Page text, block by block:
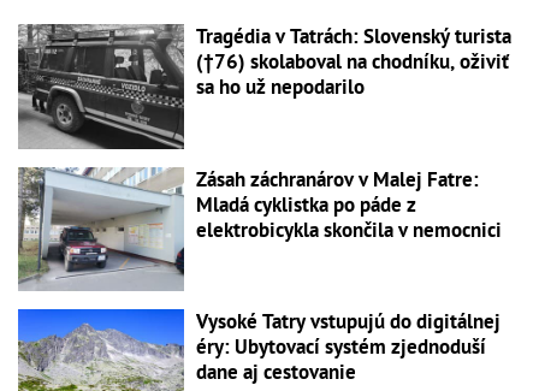
Tragédia v Tatrách: Slovenský turista
(†76) skolaboval na chodníku, oživiť
sa ho už nepodarilo
Zásah záchranárov v Malej Fatre:
Mladá cyklistka po páde z
elektrobicykla skončila v nemocnici
Vysoké Tatry vstupujú do digitálnej
éry: Ubytovací systém zjednoduší
dane aj cestovanie